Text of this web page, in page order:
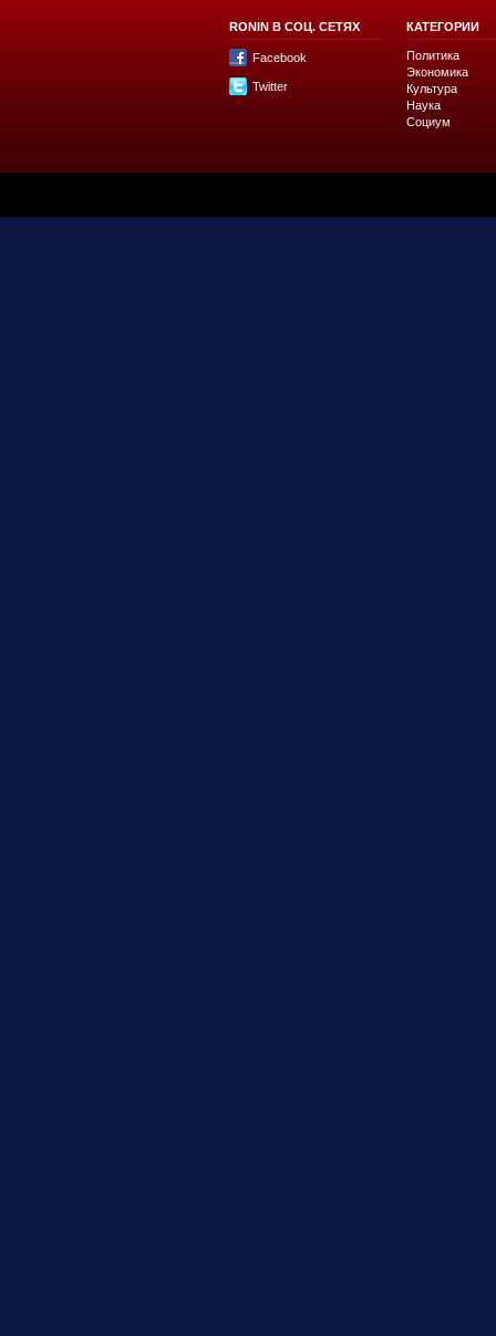
RONIN В СОЦ. СЕТЯХ
Facebook
Twitter
КАТЕГОРИИ
Политика
Экономика
Культура
Наука
Социум